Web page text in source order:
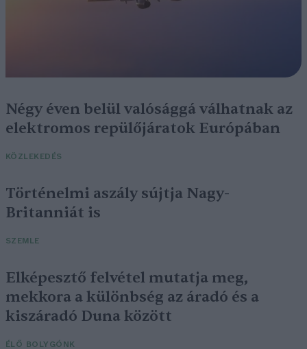
Négy éven belül valósággá válhatnak az
elektromos repülőjáratok Európában
KÖZLEKEDÉS
Történelmi aszály sújtja Nagy-
Britanniát is
SZEMLE
Elképesztő felvétel mutatja meg,
mekkora a különbség az áradó és a
kiszáradó Duna között
ÉLŐ BOLYGÓNK